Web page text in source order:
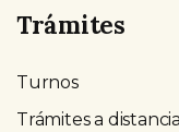
Trámites
Turnos
Trámites a distancia